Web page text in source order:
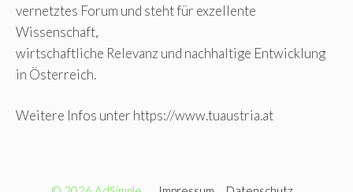
vernetztes Forum und steht für exzellente
Wissenschaft,
wirtschaftliche Relevanz und nachhaltige Entwicklung
in Österreich.
Weitere Infos unter https://www.tuaustria.at